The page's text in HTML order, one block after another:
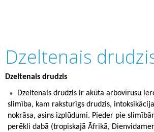
Dzeltenais
Dzeltenais drudzis
Dzeltenais drudzis ir akūta arbovīrusu
slimība, kam raksturīgs drudzis,
nokrāsa, asins izplūdumi. Pieder pie
perēkli dabā (tropiskajā Āfrikā,